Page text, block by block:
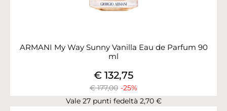
ARMANI My Way Sunny Vanilla Eau de Parfum 90
ml
€ 177,00 -25%
€ 132,75
Vale 27 punti fedeltà 2,70 €